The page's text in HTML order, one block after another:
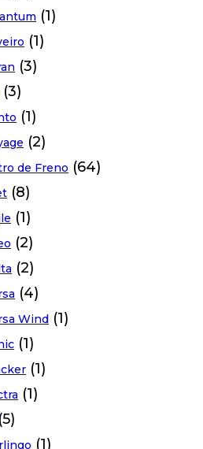
(1)
(1)
(3)
(3)
(1)
(2)
de Freno (64)
(8)
(1)
(2)
(2)
(4)
Wind (1)
(1)
(1)
(1)
(5)
(1)